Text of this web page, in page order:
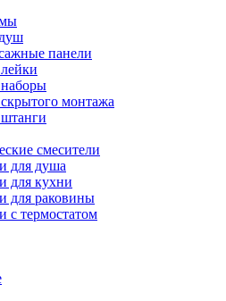
панели
монтажа
смесители
для душа
для кухни
для раковины
с термостатом